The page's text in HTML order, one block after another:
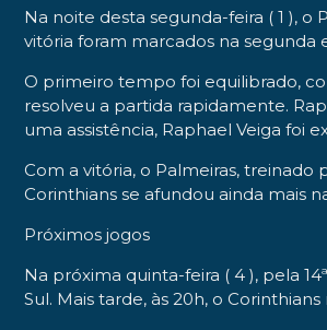
Na noite desta segunda-feira ( 1 ), o
vitória foram marcados na segunda
O primeiro tempo foi equilibrado,
resolveu a partida rapidamente.
uma assistência, Raphael Veiga foi
Com a vitória, o Palmeiras,
Corinthians se afundou ainda mais
Próximos jogos
Na próxima quinta-feira ( 4 ), pela
Sul. Mais tarde, às 20h, o